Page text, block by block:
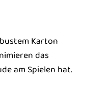
Karton
das
am Spielen hat.